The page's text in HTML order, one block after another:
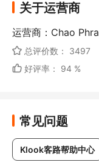
关于运营商
运营商：Chao
总评价数： 3497
好评率： 94 %
常见问题
Klook客路帮助中心